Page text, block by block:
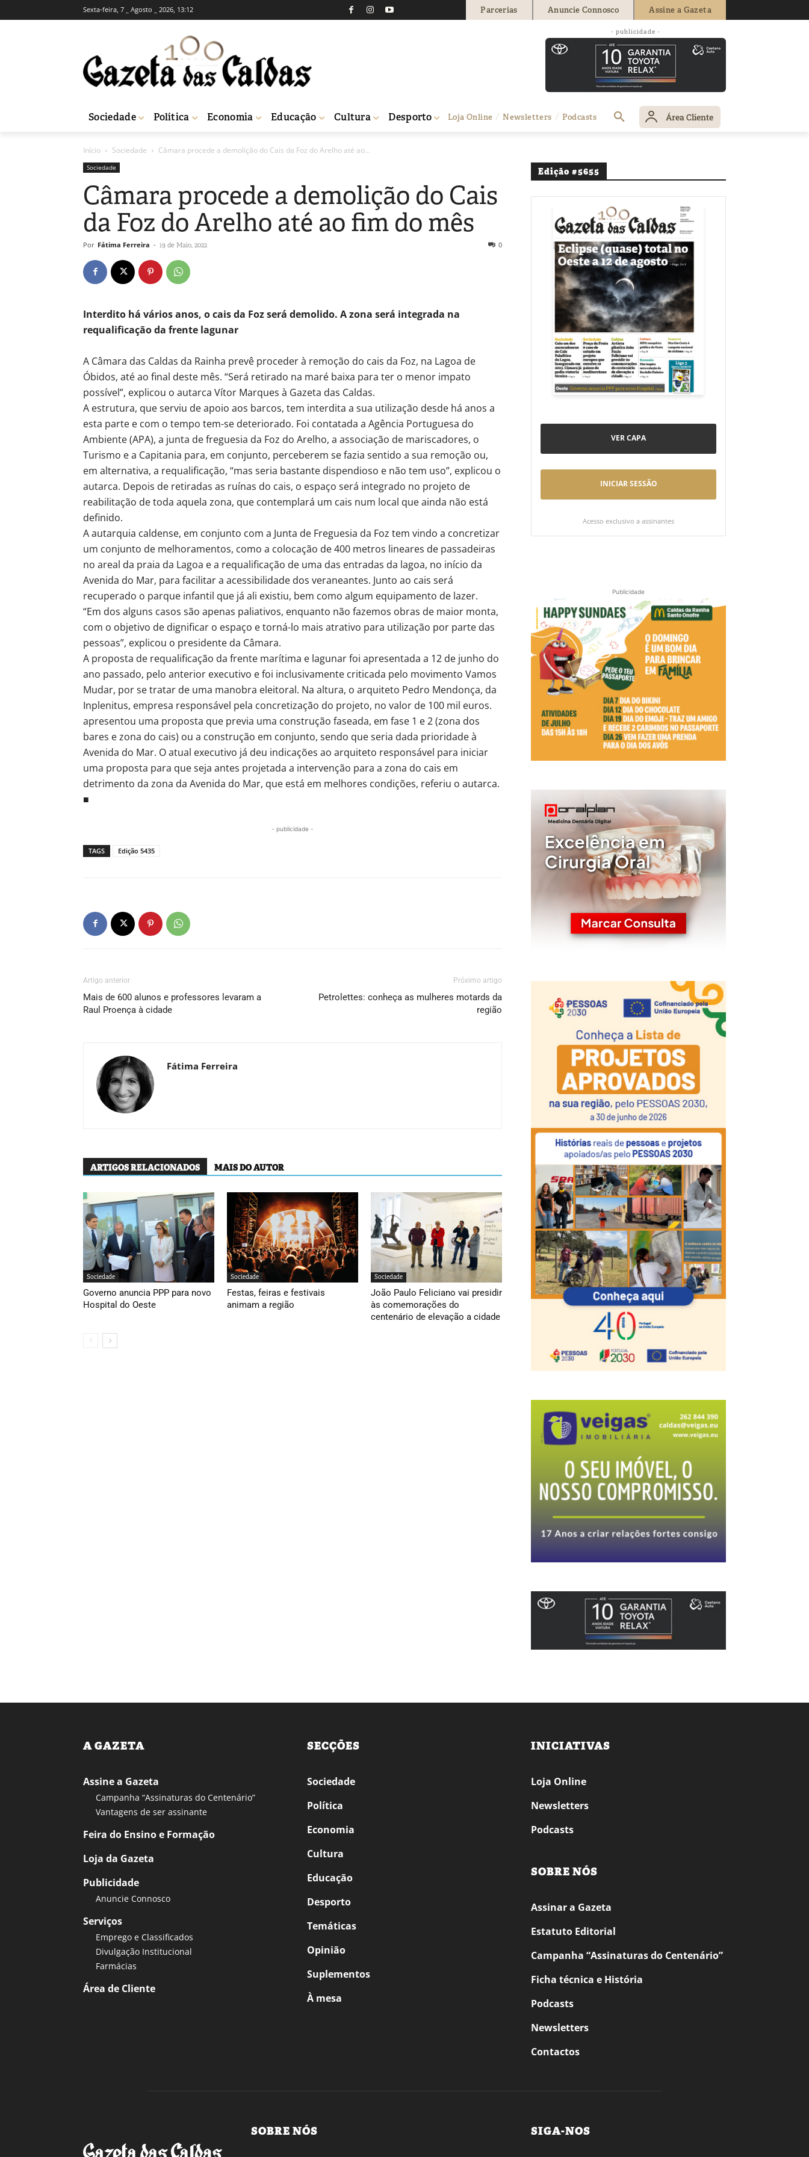
Sexta-feira, 7 _ Agosto _ 2026, 13:12 Parcerias Anuncie Connosco Assine a Gazeta
- publicidade -
Sociedade Política Economia Educação Cultura Desporto Loja Online Newsletters Podcasts Área Cliente
Início Sociedade Câmara procede a demolição do Cais da Foz do Arelho até ao...
Sociedade
Câmara procede a demolição do Cais
da Foz do Arelho até ao fim do mês
Por Fátima Ferreira - 19 de Maio, 2022 0
Interdito há vários anos, o cais da Foz será demolido. A zona será integrada na
requalificação da frente lagunar
A Câmara das Caldas da Rainha prevê proceder à remoção do cais da Foz, na Lagoa de
Óbidos, até ao final deste mês. “Será retirado na maré baixa para ter o menor impato
possível”, explicou o autarca Vítor Marques à Gazeta das Caldas.
A estrutura, que serviu de apoio aos barcos, tem interdita a sua utilização desde há anos a
esta parte e com o tempo tem-se deteriorado. Foi contatada a Agência Portuguesa do
Ambiente (APA), a junta de freguesia da Foz do Arelho, a associação de mariscadores, o
Turismo e a Capitania para, em conjunto, perceberem se fazia sentido a sua remoção ou,
em alternativa, a requalificação, “mas seria bastante dispendioso e não tem uso”, explicou o
autarca. Depois de retiradas as ruínas do cais, o espaço será integrado no projeto de
reabilitação de toda aquela zona, que contemplará um cais num local que ainda não está
definido.
A autarquia caldense, em conjunto com a Junta de Freguesia da Foz tem vindo a concretizar
um conjunto de melhoramentos, como a colocação de 400 metros lineares de passadeiras
no areal da praia da Lagoa e a requalificação de uma das entradas da lagoa, no início da
Avenida do Mar, para facilitar a acessibilidade dos veraneantes. Junto ao cais será
recuperado o parque infantil que já ali existiu, bem como algum equipamento de lazer.
“Em dos alguns casos são apenas paliativos, enquanto não fazemos obras de maior monta,
com o objetivo de dignificar o espaço e torná-lo mais atrativo para utilização por parte das
pessoas”, explicou o presidente da Câmara.
A proposta de requalificação da frente marítima e lagunar foi apresentada a 12 de junho do
ano passado, pelo anterior executivo e foi inclusivamente criticada pelo movimento Vamos
Mudar, por se tratar de uma manobra eleitoral. Na altura, o arquiteto Pedro Mendonça, da
Inplenitus, empresa responsável pela concretização do projeto, no valor de 100 mil euros.
apresentou uma proposta que previa uma construção faseada, em fase 1 e 2 (zona dos
bares e zona do cais) ou a construção em conjunto, sendo que seria dada prioridade à
Avenida do Mar. O atual executivo já deu indicações ao arquiteto responsável para iniciar
uma proposta para que seja antes projetada a intervenção para a zona do cais em
detrimento da zona da Avenida do Mar, que está em melhores condições, referiu o autarca.
■
- publicidade -
TAGS Edição 5435
Artigo anterior
Mais de 600 alunos e professores levaram a
Raul Proença à cidade
Próximo artigo
Petrolettes: conheça as mulheres motards da
região
Fátima Ferreira
ARTIGOS RELACIONADOS MAIS DO AUTOR
Sociedade
Governo anuncia PPP para novo
Hospital do Oeste
Sociedade
Festas, feiras e festivais
animam a região
Sociedade
João Paulo Feliciano vai presidir
às comemorações do
centenário de elevação a cidade
Edição #5655
VER CAPA
INICIAR SESSÃO
Acesso exclusivo a assinantes
Publicidade
A GAZETA
Assine a Gazeta
Campanha “Assinaturas do Centenário”
Vantagens de ser assinante
Feira do Ensino e Formação
Loja da Gazeta
Publicidade
Anuncie Connosco
Serviços
Emprego e Classificados
Divulgação Institucional
Farmácias
Área de Cliente
SECÇÕES
Sociedade
Política
Economia
Cultura
Educação
Desporto
Temáticas
Opinião
Suplementos
À mesa
INICIATIVAS
Loja Online
Newsletters
Podcasts
SOBRE NÓS
Assinar a Gazeta
Estatuto Editorial
Campanha “Assinaturas do Centenário”
Ficha técnica e História
Podcasts
Newsletters
Contactos
SOBRE NÓS SIGA-NOS